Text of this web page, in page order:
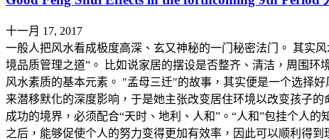
十一月 17, 2017
一般人把风水看成极度高深、玄又神秘的一门秘密法门。 其实
境品质管理之道”。 比如说家居的摆设是否整齐、清洁，周围
风水素质的基本元素。 "孟母三迁"的故事，其实便是一个选择
来潜移默化的深度影响，于是她主张改变居住环境以改变孩子
成功的境界，必须配合“天时、地利、人和”。“人和”包挂个人
之后，能够促使个人的努力变得更加有效率，因此可以顺利得